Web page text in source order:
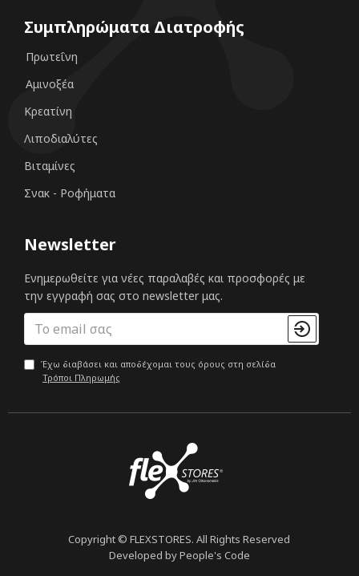
Συμπληρώματα Διατροφής
Πρωτεΐνη
Αμινοξέα
Κρεατίνη
Λιποδιαλύτες
Βιταμίνες
Σνακ - Ροφήματα
Newsletter
Ενημερωθείτε για νέες παραλαβές και προσφορές με
την εγγραφή σας στο newsletter μας.
Έχω διαβάσει και αποδέχομαι τους όρους στη σελίδα
Τρόποι Πληρωμής
Copyright © FLEXSTORES. All Rights Reserved
Developed by People's Code